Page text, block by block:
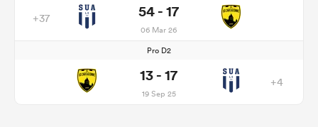
+37 54 - 17
06 Mar 26
Pro D2
13 - 17
19 Sep 25
+4